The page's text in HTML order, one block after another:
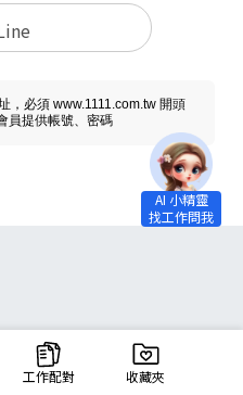
，必須 www.1111.com.tw 開頭
員提供帳號、密碼
工作配對 收藏夾